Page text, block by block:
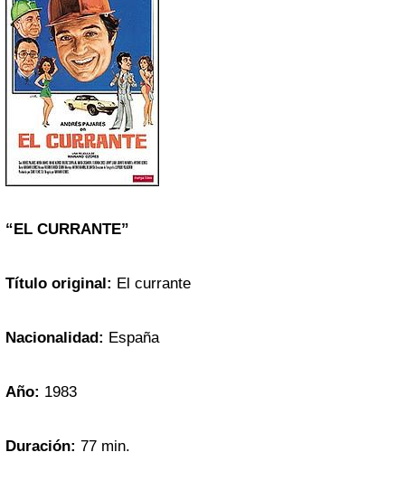
“EL CURRANTE”
Título original: El currante
Nacionalidad: España
Año: 1983
Duración: 77 min.